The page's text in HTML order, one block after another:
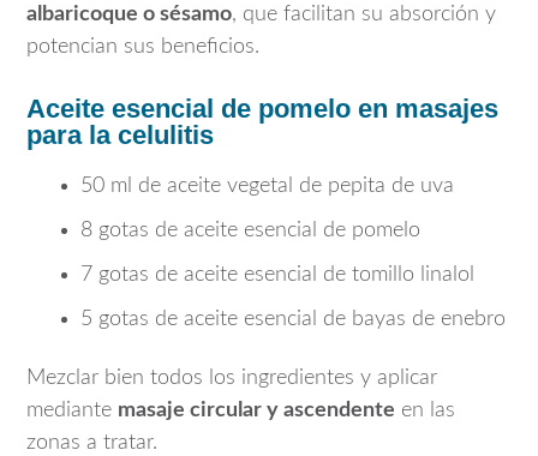
albaricoque o sésamo, que facilitan su absorción y
potencian sus beneficios.
Aceite esencial de pomelo en masajes
para la celulitis
50 ml de aceite vegetal de pepita de uva
8 gotas de aceite esencial de pomelo
7 gotas de aceite esencial de tomillo linalol
5 gotas de aceite esencial de bayas de enebro
Mezclar bien todos los ingredientes y aplicar
mediante masaje circular y ascendente en las
zonas a tratar.